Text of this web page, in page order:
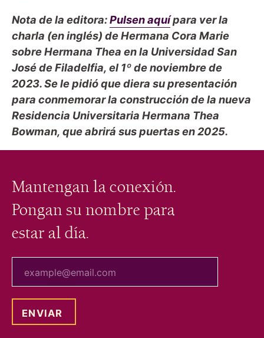
Nota de la editora:Pulsen aquípara ver la
charla (en inglés) de Hermana Cora Marie
sobre Hermana Thea en la Universidad San
José de Filadelfia, el 1º de noviembre de
2023. Se le pidió que diera su presentación
para conmemorar la construcción de la nueva
Residencia Universitaria Hermana Thea
Bowman, que abrirá sus puertas en 2025.
Mantengan la conexión.
Pongan su nombre para
estar al día.